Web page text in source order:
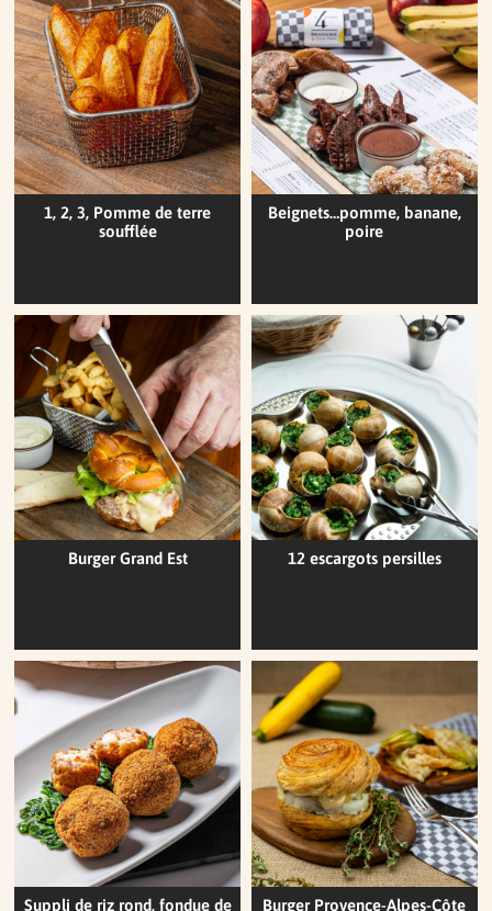
1, 2, 3, Pomme de terre
soufflée
Beignets…pomme, banane,
poire
Burger Grand Est 12 escargots persilles
Suppli de riz rond, fondue de Burger Provence-Alpes-Côte